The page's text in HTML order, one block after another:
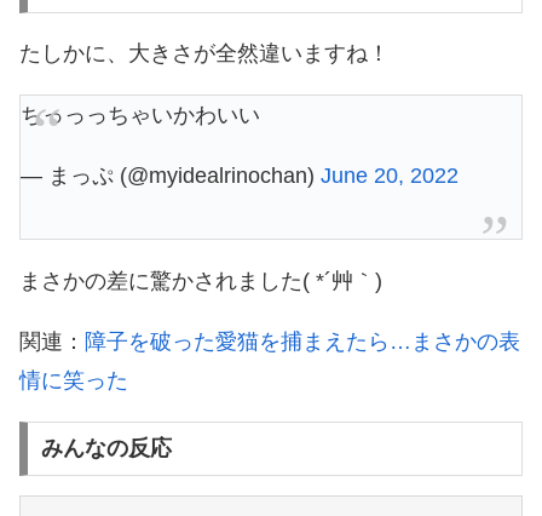
たしかに、大きさが全然違いますね！
ちっっっちゃいかわいい
— まっぷ (@myidealrinochan) June 20, 2022
まさかの差に驚かされました( *´艸｀)
関連： 障子を破った愛猫を捕まえたら…まさかの表
情に笑った
みんなの反応